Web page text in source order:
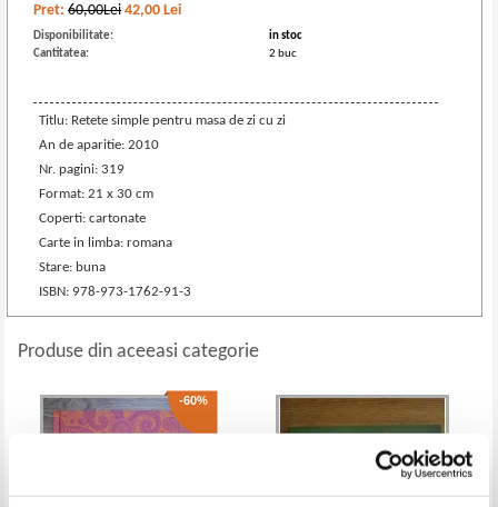
Pret:60,00Lei 42,00 Lei
Disponibilitate:
in stoc
Cantitatea:
2 buc
Titlu: Retete simple pentru masa de zi cu zi
An de aparitie: 2010
Nr. pagini: 319
Format: 21 x 30 cm
Coperti: cartonate
Carte in limba: romana
Stare: buna
ISBN: 978-973-1762-91-3
Produse din aceeasi categorie
-60%